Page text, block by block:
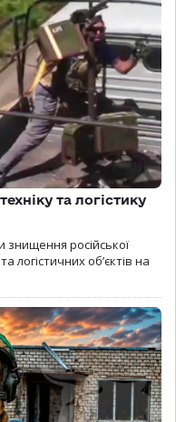
та логістику
російської
логістичних об’єктів на